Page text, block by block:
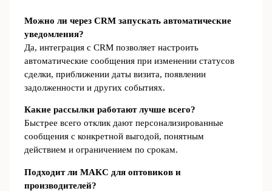
Можно ли через CRM запускать автоматические
уведомления?
Да, интеграция с CRM позволяет настроить
автоматические сообщения при изменении статусов
сделки, приближении даты визита, появлении
задолженности и других событиях.
Какие рассылки работают лучше всего?
Быстрее всего отклик дают персонализированные
сообщения с конкретной выгодой, понятным
действием и ограничением по срокам.
Подходит ли МАКС для оптовиков и
производителей?